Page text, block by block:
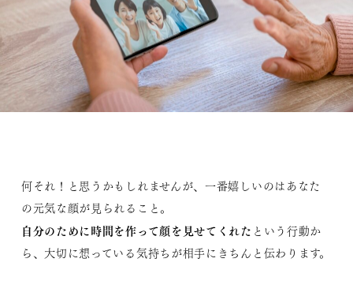
何それ！と思うかもしれませんが、一番嬉しいのはあなた
の元気な顔が見られること。
自分のために時間を作って顔を見せてくれた という行動か
ら、大切に想っている気持ちが相手にきちんと伝わります。